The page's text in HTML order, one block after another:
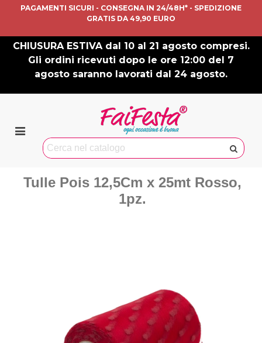
PAGAMENTI SICURI - CONSEGNA IN 24/48H* - SPEDIZIONE
GRATIS DA 49,90 EURO
CHIUSURA ESTIVA dal 10 al 21 agosto compresi.
Gli ordini ricevuti dopo le ore 12:00 del 7
agosto saranno lavorati dal 24 agosto.
Tulle Pois 12,5Cm x 25mt Rosso,
1pz.